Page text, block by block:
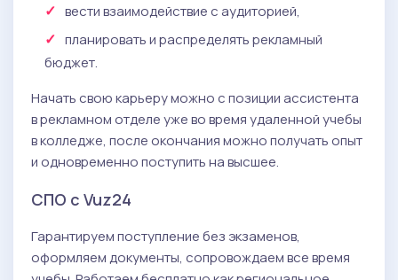
вести взаимодействие с аудиторией,
планировать и распределять рекламный
бюджет.
Начать свою карьеру можно с позиции ассистента
в рекламном отделе уже во время удаленной учебы
в колледже, после окончания можно получать опыт
и одновременно поступить на высшее.
СПО с Vuz24
Гарантируем поступление без экзаменов,
оформляем документы, сопровождаем все время